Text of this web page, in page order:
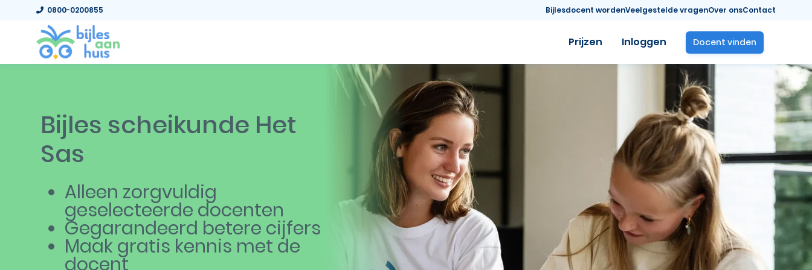
0800-0200855 Bijlesdocent wordenVeelgestelde vragenOver onsContact
Prijzen Inloggen Docent vinden
Bijles scheikunde Het
Sas
Alleen zorgvuldig
geselecteerde docenten
Gegarandeerd betere cijfers
Maak gratis kennis met de
docent